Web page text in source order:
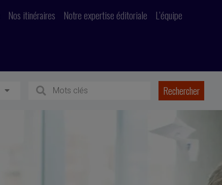
Nos itinéraires Notre expertise éditoriale L’équipe